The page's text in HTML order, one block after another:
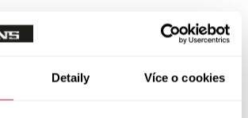
Detaily Více o cookies
Vše v kategorii Svetry a mikiny